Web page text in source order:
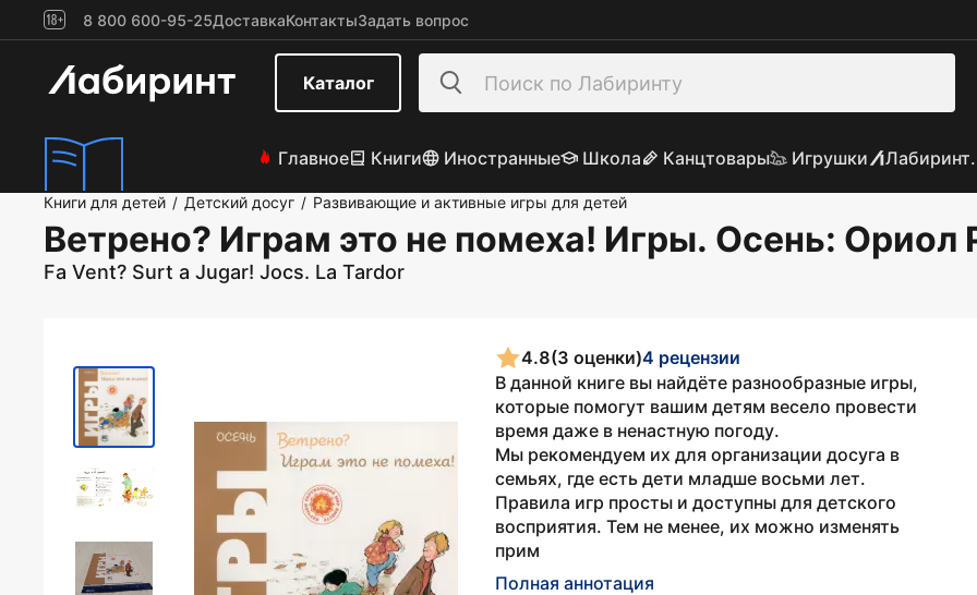
8 800 600-95-25ДоставкаКонтактыЗадать вопрос
Каталог
Главное Книги Иностранные Школа Канцтовары Игрушки
Книги для детей / Детский досуг / Развивающие и активные игры для детей
Ветрено? Играм это не помеха! Игры. Осень: Ориол
Fa Vent? Surt a Jugar! Jocs. La Tardor
4.8(3 оценки)4 рецензии
В данной книге вы найдёте разнообразные игры,
которые помогут вашим детям весело провести
время даже в ненастную погоду.
Мы рекомендуем их для организации досуга в
семьях, где есть дети младше восьми лет.
Правила игр просты и доступны для детского
восприятия. Тем не менее, их можно изменять
прим
Полная аннотация